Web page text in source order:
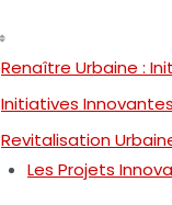
Renaître Urbaine :
Initiatives
Revitalisation
Les Projets